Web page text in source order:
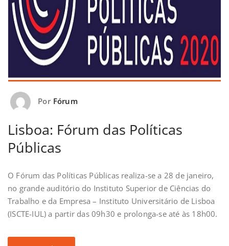
Por Fórum
Lisboa: Fórum das Políticas
Públicas
O Fórum das Políticas Públicas realiza-se a 28 de janeiro,
no grande auditório do Instituto Superior de Ciências do
Trabalho e da Empresa – Instituto Universitário de Lisboa
(ISCTE-IUL) a partir das 09h30 e prolonga-se até às 18h00.